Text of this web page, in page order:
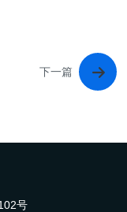
下一篇
号